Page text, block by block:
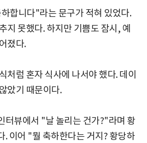
합니다"라는 문구가 적혀 있었다.
지 못했다. 하지만 기쁨도 잠시, 예
졌다.
처럼 혼자 식사에 나서야 했다. 데이
았기 때문이다.
터뷰에서 "날 놀리는 건가?"라며 황
. 이어 "뭘 축하한다는 거지? 황당하